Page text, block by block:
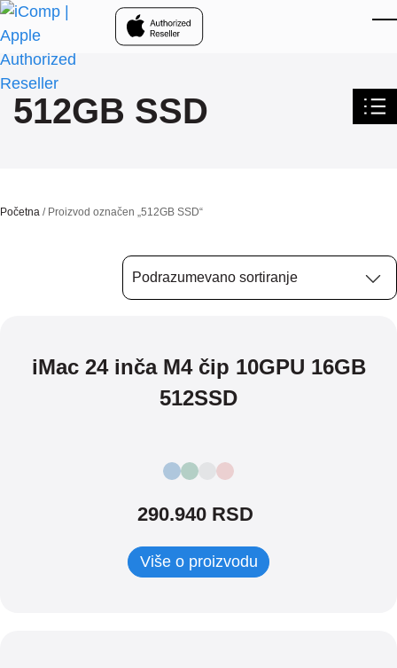
Skip to main content
512GB SSD
Početna / Proizvod označen „512GB SSD“
iMac 24 inča M4 čip 10GPU 16GB
512SSD
290.940 RSD
Više o proizvodu